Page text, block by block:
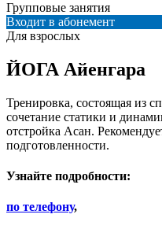
Групповые занятия
Входит в абонемент
Для взрослых
ЙОГА Айенгара
Тренировка, состоящая из
сочетание статики и
отстройка Асан.
подготовленности.
Узнайте подробности:
по телефону,